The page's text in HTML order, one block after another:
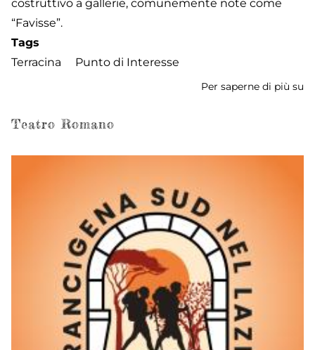
costruttivo a gallerie, comunemente note come
“Favisse”.
Tags
Terracina
Punto di Interesse
Per saperne di più su
Teatro Romano